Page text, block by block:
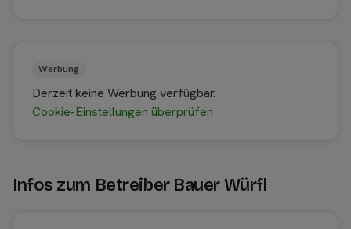
Werbung
Derzeit keine Werbung verfügbar.
Cookie-Einstellungen überprüfen
Infos zum Betreiber Bauer Würfl